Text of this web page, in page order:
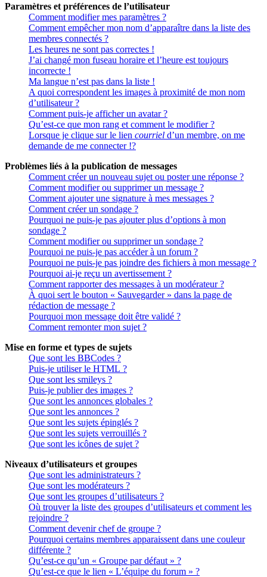
Paramètres et préférences de l’utilisateur
Comment modifier mes paramètres ?
Comment empêcher mon nom d’apparaître dans la liste des
membres connectés ?
Les heures ne sont pas correctes !
J’ai changé mon fuseau horaire et l’heure est toujours
incorrecte !
Ma langue n’est pas dans la liste !
A quoi correspondent les images à proximité de mon nom
d’utilisateur ?
Comment puis-je afficher un avatar ?
Qu’est-ce que mon rang et comment le modifier ?
Lorsque je clique sur le lien courriel d’un membre, on me
demande de me connecter !?
Problèmes liés à la publication de messages
Comment créer un nouveau sujet ou poster une réponse ?
Comment modifier ou supprimer un message ?
Comment ajouter une signature à mes messages ?
Comment créer un sondage ?
Pourquoi ne puis-je pas ajouter plus d’options à mon
sondage ?
Comment modifier ou supprimer un sondage ?
Pourquoi ne puis-je pas accéder à un forum ?
Pourquoi ne puis-je pas joindre des fichiers à mon message ?
Pourquoi ai-je reçu un avertissement ?
Comment rapporter des messages à un modérateur ?
À quoi sert le bouton « Sauvegarder » dans la page de
rédaction de message ?
Pourquoi mon message doit être validé ?
Comment remonter mon sujet ?
Mise en forme et types de sujets
Que sont les BBCodes ?
Puis-je utiliser le HTML ?
Que sont les smileys ?
Puis-je publier des images ?
Que sont les annonces globales ?
Que sont les annonces ?
Que sont les sujets épinglés ?
Que sont les sujets verrouillés ?
Que sont les icônes de sujet ?
Niveaux d’utilisateurs et groupes
Que sont les administrateurs ?
Que sont les modérateurs ?
Que sont les groupes d’utilisateurs ?
Où trouver la liste des groupes d’utilisateurs et comment les
rejoindre ?
Comment devenir chef de groupe ?
Pourquoi certains membres apparaissent dans une couleur
différente ?
Qu’est-ce qu’un « Groupe par défaut » ?
Qu’est-ce que le lien « L’équipe du forum » ?